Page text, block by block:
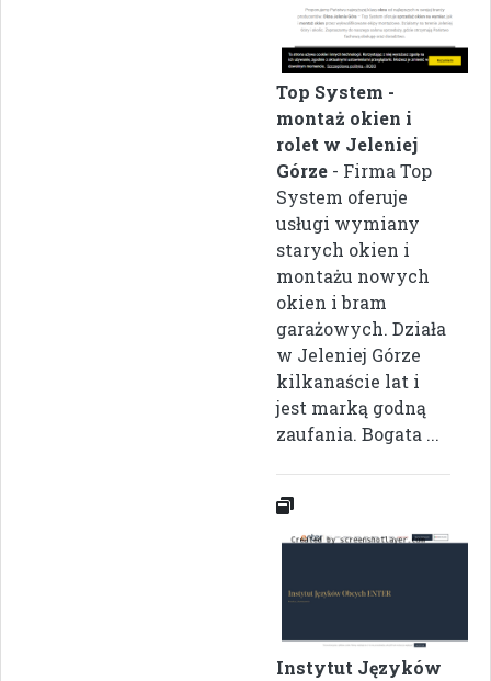
Top System -
montaż okien i
rolet w Jeleniej
Górze - Firma Top
System oferuje
usługi wymiany
starych okien i
montażu nowych
okien i bram
garażowych. Działa
w Jeleniej Górze
kilkanaście lat i
jest marką godną
zaufania. Bogata ...
Instytut Języków